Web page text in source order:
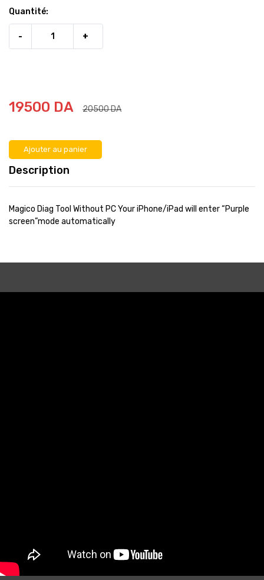
Quantité:
- +
19500 DA 20500 DA
Ajouter au panier
Description
Magico Diag Tool Without PC Your iPhone/iPad will enter “Purple
screen”mode automatically